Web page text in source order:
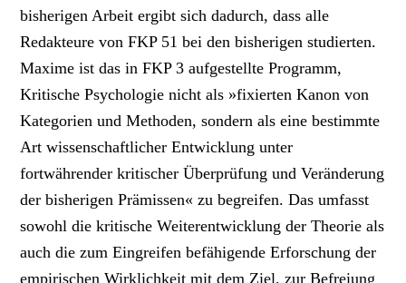
bisherigen Arbeit ergibt sich dadurch, dass alle
Redakteure von FKP 51 bei den bisherigen studierten.
Maxime ist das in FKP 3 aufgestellte Programm,
Kritische Psychologie nicht als »fixierten Kanon von
Kategorien und Methoden, sondern als eine bestimmte
Art wissenschaftlicher Entwicklung unter
fortwährender kritischer Überprüfung und Veränderung
der bisherigen Prämissen« zu begreifen. Das umfasst
sowohl die kritische Weiterentwicklung der Theorie als
auch die zum Eingreifen befähigende Erforschung der
empirischen Wirklichkeit mit dem Ziel, zur Befreiung